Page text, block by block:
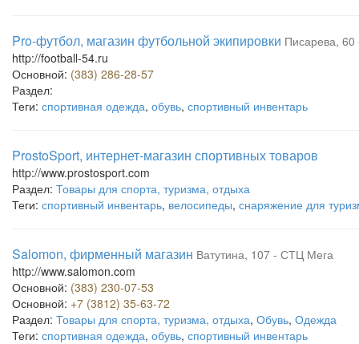
Pro-футбол, магазин футбольной экипировки Писарева,
http://football-54.ru
Основной: (383) 286-28-57
Раздел:
Теги: спортивная одежда, обувь, спортивный инвентарь
ProstoSport, интернет-магазин спортивных товаров
http://www.prostosport.com
Раздел: Товары для спорта, туризма, отдыха
Теги: спортивный инвентарь, велосипеды, снаряжение для
Salomon, фирменный магазин Ватутина, 107 - СТЦ Мега
http://www.salomon.com
Основной: (383) 230-07-53
Основной: +7 (3812) 35-63-72
Раздел: Товары для спорта, туризма, отдыха, Обувь, Одежда
Теги: спортивная одежда, обувь, спортивный инвентарь